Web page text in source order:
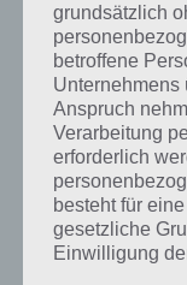
grundsätzlich
betroffene
Unternehmens
Anspruch
Verarbeitung
erforderlich
besteht für
gesetzliche
Einwilligung